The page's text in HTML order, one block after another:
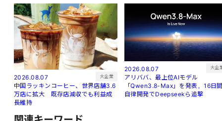
2026.08.07 大企業
中国ラッキンコーヒー、世界店舗3.6
万店に拡大 既存店減収でも利益成
長維持
2026.08.07 大企
アリババ、最上位AIモデル
「Qwen3.8-Max」を発表。16日
自律開発でDeepseekら追撃